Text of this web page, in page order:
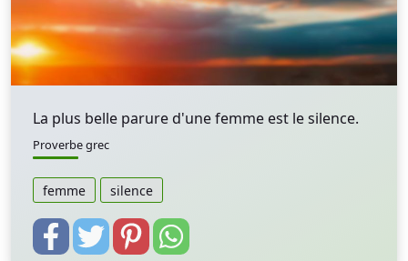
La plus belle parure d'une femme est le silence.
Proverbe grec
femme silence